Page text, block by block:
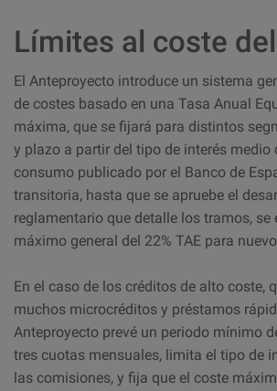
Límites al coste
El Anteproyecto introduce un sistema
de costes basado en una Tasa Anual
máxima, que se fijará para distintos
y plazo a partir del tipo de interés medio
consumo publicado por el Banco de
transitoria, hasta que se apruebe el
reglamentario que detalle los tramos,
máximo general del 22% TAE para
En el caso de los créditos de alto coste,
muchos microcréditos y préstamos
Anteproyecto prevé un periodo mínimo
tres cuotas mensuales, limita el tipo de
las comisiones, y fija que el coste